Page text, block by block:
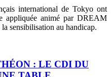
international de Tokyo ont
appliquée animé par DREAM
sensibilisation au handicap.
: LE CDI DU